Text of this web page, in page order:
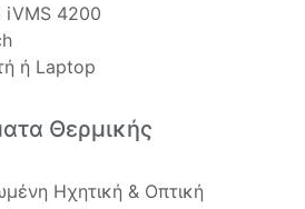
iVMS 4200
ή Laptop
Θερμικής
Ηχητική & Οπτική